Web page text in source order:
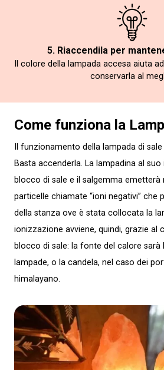
5. Riaccendila per
Il colore della lampada accesa aiuta
conservarla al
Come funziona la
Il funzionamento della lampada di
Basta accenderla. La lampadina al suo
blocco di sale e il salgemma emetterà
particelle chiamate “ioni negativi” che
della stanza ove è stata collocata la
ionizzazione avviene, quindi, grazie al
blocco di sale: la fonte del calore sarà
lampade, o la candela, nel caso dei
himalayano.